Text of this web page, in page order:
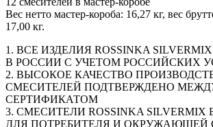
Вес нетто мастер-короба: 16,27 кг, вес
17,00 кг.
1. ВСЕ ИЗДЕЛИЯ ROSSINKA
В РОССИИ С УЧЕТОМ РОССИЙСКИХ
2. ВЫСОКОЕ КАЧЕСТВО
СМЕСИТЕЛЕЙ ПОДТВЕРЖДЕНО
СЕРТИФИКАТОМ
3. СМЕСИТЕЛИ ROSSINKA
ДЛЯ ПОТРЕБИТЕЛЯ И ОКРУЖАЮЩЕЙ